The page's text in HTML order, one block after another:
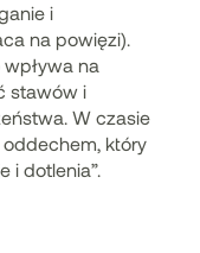
i
na powięzi).
na
stawów i
W czasie
który
i dotlenia”.